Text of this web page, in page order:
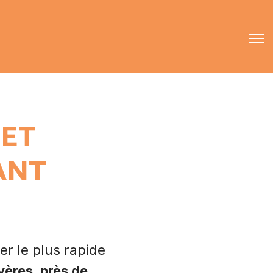
le plus rapide